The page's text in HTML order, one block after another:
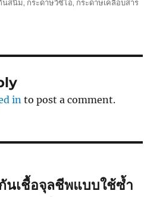
นสนิม, กระดาษวีซีไอ, กระดาษเคลือบสาร
in to post a comment.
นเชื้อจุลชีพแบบใช้ซ้ำ